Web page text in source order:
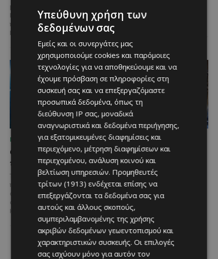
με συγχρηματοδότηση από την
Ε.Ε. Με τελετή που
πραγματοποιήθηκε το πρωί της
Πέμπτης, 6 Αυγούστου...
ίδιας της ιστορίας του
ΜΈΝΟΥΜΕ ΕΝΗΜΕΡΩΜΈΝΟΙ
Ο τουρισμός ως εθνική
υπόθεση
Του Γιάννου Πανταζή* Είναι κοινή
πεποίθηση ότι ο τουρισμός
αποτελεί μία από τις
σημαντικότερες βιομηχανίες της
Κύπρου και διαχρονικά...
ΜΈΝΟΥΜΕ ΕΝΗΜΕΡΩΜΈΝΟΙ
Ο Λευκαρίτικος τταβάς:
Η αυθεντική κυπριακή
συνταγή που περνά από
γενιά σε γενιά
Ανάμεσα στα πιο
χαρακτηριστικά φαγητά της
κυπριακής παραδοσιακής
κουζίνας ξεχωρίζει ο
Λευκαρίτικος τταβάς, ένα
φαγητό που συνδέεται
άρρηκτα...
Υπεύθυνη χρήση των
δεδομένων σας
Εμείς και οι συνεργάτες μας
χρησιμοποιούμε cookies και παρόμοιες
τεχνολογίες για να αποθηκεύουμε και να
έχουμε πρόσβαση σε πληροφορίες στη
συσκευή σας και να επεξεργαζόμαστε
προσωπικά δεδομένα, όπως τη
διεύθυνση IP σας, μοναδικά
αναγνωριστικά και δεδομένα περιήγησης,
για εξατομικευμένες διαφημίσεις και
περιεχόμενο, μέτρηση διαφημίσεων και
περιεχομένου, ανάλυση κοινού και
βελτίωση υπηρεσιών. Προμηθευτές
τρίτων (1913) ενδέχεται επίσης να
επεξεργάζονται τα δεδομένα σας για
αυτούς και άλλους σκοπούς,
συμπεριλαμβανομένης της χρήσης
ακριβών δεδομένων γεωεντοπισμού και
χαρακτηριστικών συσκευής. Οι επιλογές
σας ισχύουν μόνο για αυτόν τον